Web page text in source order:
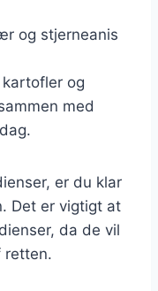
og stjerneanis
og
med
er du klar
Det er vigtigt at
da de vil
retten.